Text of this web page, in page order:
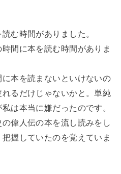
む時間がありました。
間に本を読む時間がありま
本を読まないといけないの
るだけじゃないかと。単純
は本当に嫌だったのです。
偉人伝の本を流し読みをし
握していたのを覚えていま